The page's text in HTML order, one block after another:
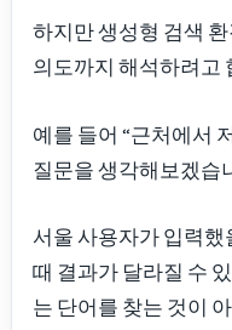
하지만 생성형 검색
의도까지 해석하려고
예를 들어 “근처에서
질문을 생각해보겠습
서울 사용자가 입력
때 결과가 달라질 수
는 단어를 찾는 것이